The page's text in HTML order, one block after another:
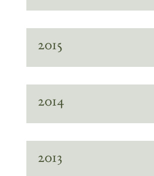
2015
2014
2013